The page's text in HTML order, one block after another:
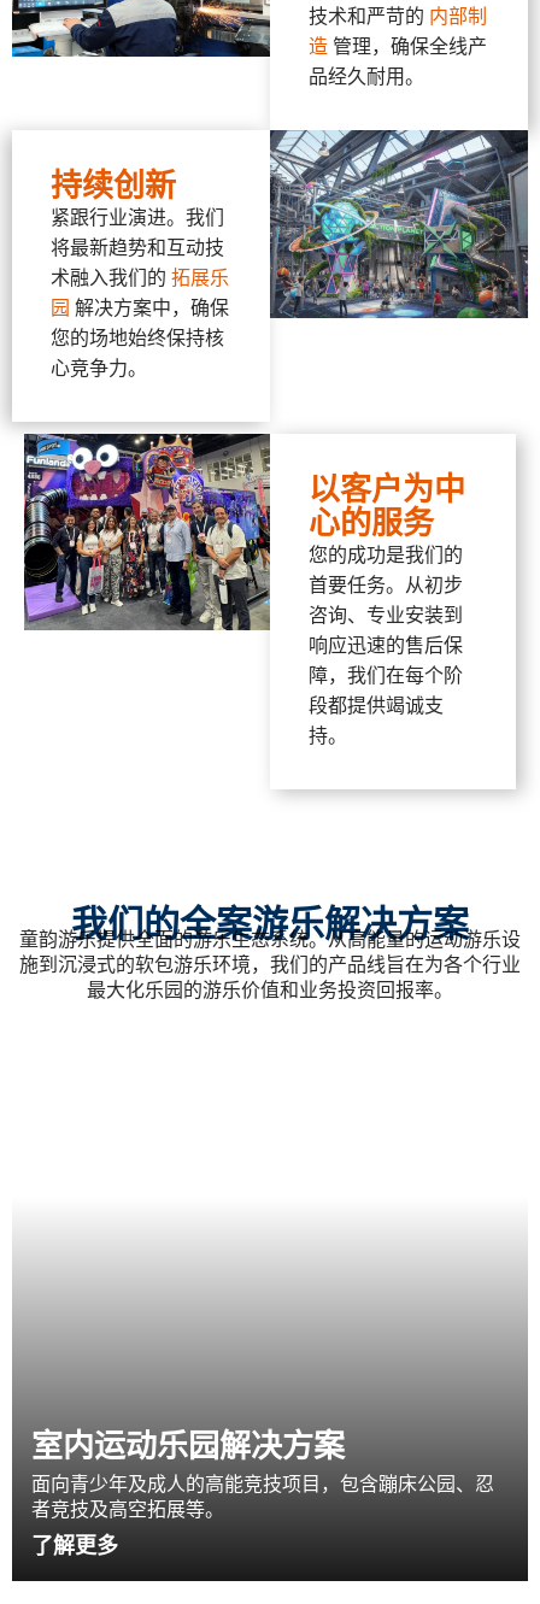
技术和严苛的 内部制
造 管理，确保全线产
品经久耐用。
持续创新
紧跟行业演进。我们
将最新趋势和互动技
术融入我们的 拓展乐
园 解决方案中，确保
您的场地始终保持核
心竞争力。
以客户为中
心的服务
您的成功是我们的
首要任务。从初步
咨询、专业安装到
响应迅速的售后保
障，我们在每个阶
段都提供竭诚支
持。
我们的全案游乐解决方案
童韵游乐提供全面的游乐生态系统。从高能量的运动游乐设
施到沉浸式的软包游乐环境，我们的产品线旨在为各个行业
最大化乐园的游乐价值和业务投资回报率。
室内运动乐园解决方案
面向青少年及成人的高能竞技项目，包含蹦床公园、忍
者竞技及高空拓展等。
了解更多